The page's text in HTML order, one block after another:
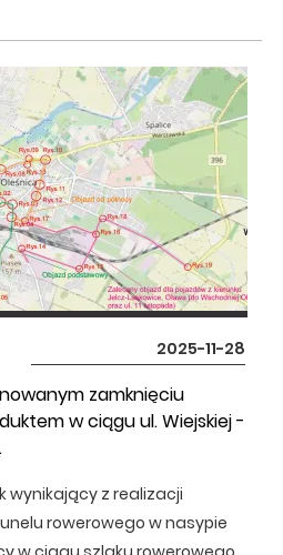
2025-11-28
zamknięciu
w ciągu ul. Wiejskiej -
wynikający z realizacji
rowerowego w nasypie